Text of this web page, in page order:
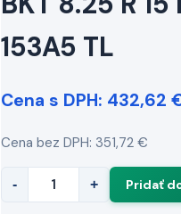
153A5 TL
Cena s DPH: 432,62
Cena bez DPH: 351,72 €
- +